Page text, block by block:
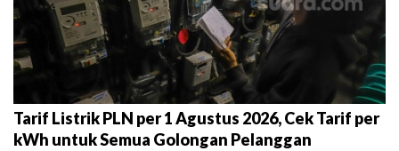
Tarif Listrik PLN per 1 Agustus 2026, Cek Tarif per
kWh untuk Semua Golongan Pelanggan